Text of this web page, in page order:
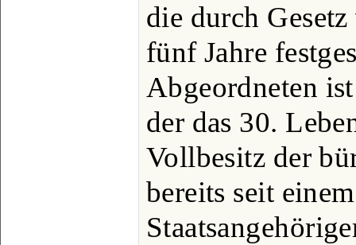
die durch
fünf Jahre
Abgeordneten
der das 30.
Vollbesitz der
bereits seit